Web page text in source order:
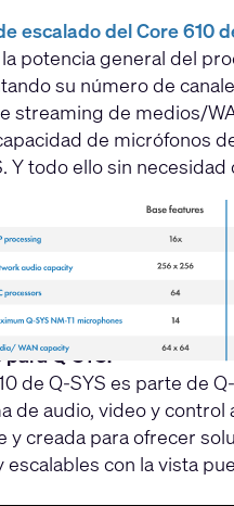
escalado del Core 610
potencia general del
su número de
streaming de medios/
de micrófonos
Y todo ello sin
Q-SYS:
de Q-SYS es parte de
de audio, video y
y creada para ofrecer
escalables con la vista